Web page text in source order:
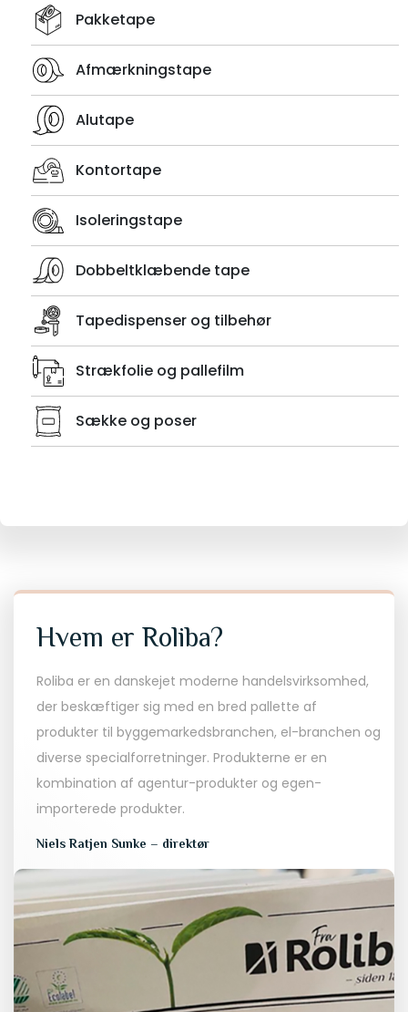
Pakketape
Afmærkningstape
Alutape
Kontortape
Isoleringstape
Dobbeltklæbende tape
Tapedispenser og tilbehør
Strækfolie og pallefilm
Sække og poser
Hvem er Roliba?
Roliba er en danskejet moderne handelsvirksomhed,
der beskæftiger sig med en bred pallette af
produkter til byggemarkedsbranchen, el-branchen og
diverse specialforretninger. Produkterne er en
kombination af agentur-produkter og egen-
importerede produkter.
Niels Ratjen Sunke – direktør